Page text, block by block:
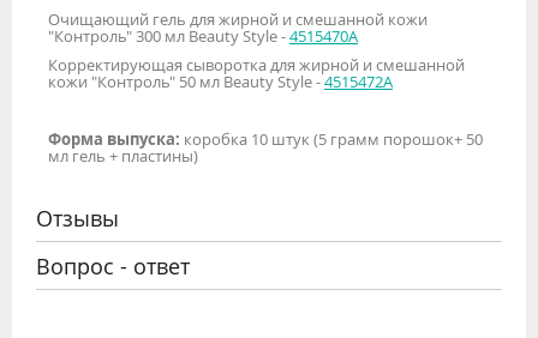
Очищающий гель для жирной и смешанной кожи
"Контроль" 300 мл Beauty Style -4515470А
Корректирующая сыворотка для жирной и смешанной
кожи "Контроль" 50 мл Beauty Style -4515472А
Форма выпуска: коробка 10 штук (5 грамм порошок+ 50
мл гель + пластины)
Отзывы
Вопрос - ответ